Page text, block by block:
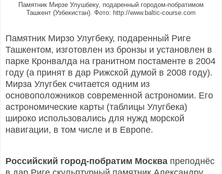
Памятник Мирзе Улушбеку, подаренный городом-побратимом
Ташкент (Узбекистан). Фото: http://www.baltic-course.com
Памятник Мирзо Улугбеку, подаренный Риге
Ташкентом, изготовлен из бронзы и установлен в
парке Кронвалда на гранитном постаменте в 2004
году (а принят в дар Рижской думой в 2008 году).
Мирза Улугбек считается одним из
основоположников современной астрономии. Его
астрономические карты (таблицы Улугбека)
широко использовались для нужд морской
навигации, в том числе и в Европе.
Российский город-побратим Москва преподнёс